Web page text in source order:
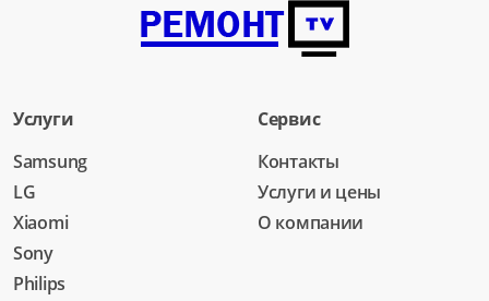
Услуги
Samsung
LG
Xiaomi
Sony
Philips
Сервис
Контакты
Услуги и цены
О компании